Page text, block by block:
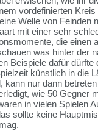
vordefinierten
Welle von Feinden
mit einer sehr
die einen
was hinter der
Beispiele dafür dürfte
künstlich in die
kann nur dann
wie 50 Gegner
in vielen Spielen
sollte keine